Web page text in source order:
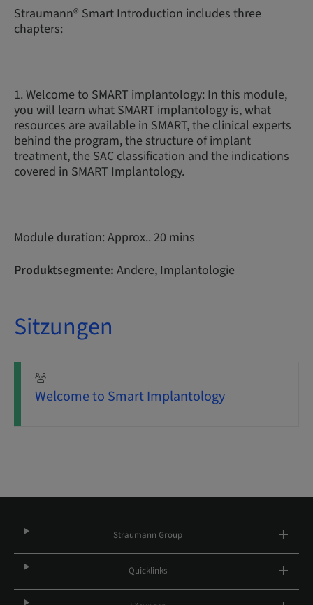
Straumann® Smart Introduction includes three
chapters:
1. Welcome to SMART implantology: In this module,
you will learn what SMART implantology is, what
resources are available in SMART, the clinical experts
behind the program, the structure of implant
treatment, the SAC classification and the indications
covered in SMART Implantology.
Module duration: Approx.. 20 mins
Produktsegmente: Andere, Implantologie
Sitzungen
Welcome to Smart Implantology
Straumann Group
Quicklinks